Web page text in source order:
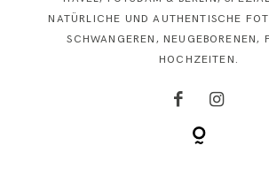
NATÜRLICHE UND AUTHENTISCHE
SCHWANGEREN, NEUGEBORENEN,
HOCHZEITEN.